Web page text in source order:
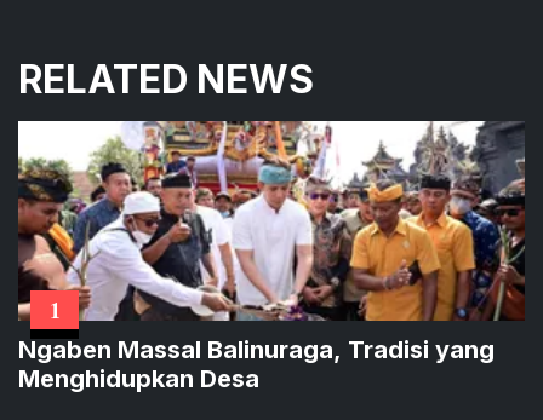
RELATED NEWS
1
Ngaben Massal Balinuraga, Tradisi yang
Menghidupkan Desa